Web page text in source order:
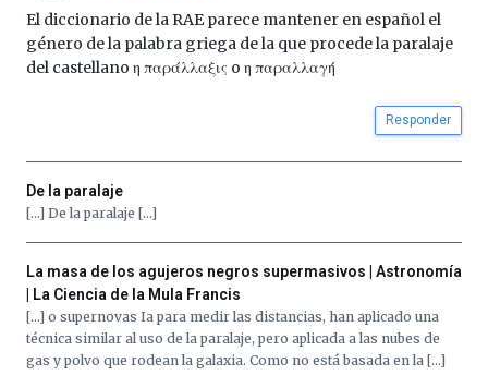
El diccionario de la RAE parece mantener en español el
género de la palabra griega de la que procede la paralaje
del castellano η παράλλαξις o η παραλλαγή
Responder
De la paralaje
[…] De la paralaje […]
La masa de los agujeros negros supermasivos | Astronomía
| La Ciencia de la Mula Francis
[…] o supernovas Ia para medir las distancias, han aplicado una
técnica similar al uso de la paralaje, pero aplicada a las nubes de
gas y polvo que rodean la galaxia. Como no está basada en la […]